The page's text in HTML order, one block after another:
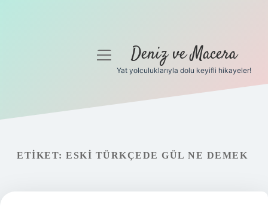
Gizlilik Politikası
menüyüDeniz ve Macera
Yat yolculuklarıyla dolu keyifli hikayeler!
ETIKET: ESKI TÜRKÇEDE GÜL NE DEMEK